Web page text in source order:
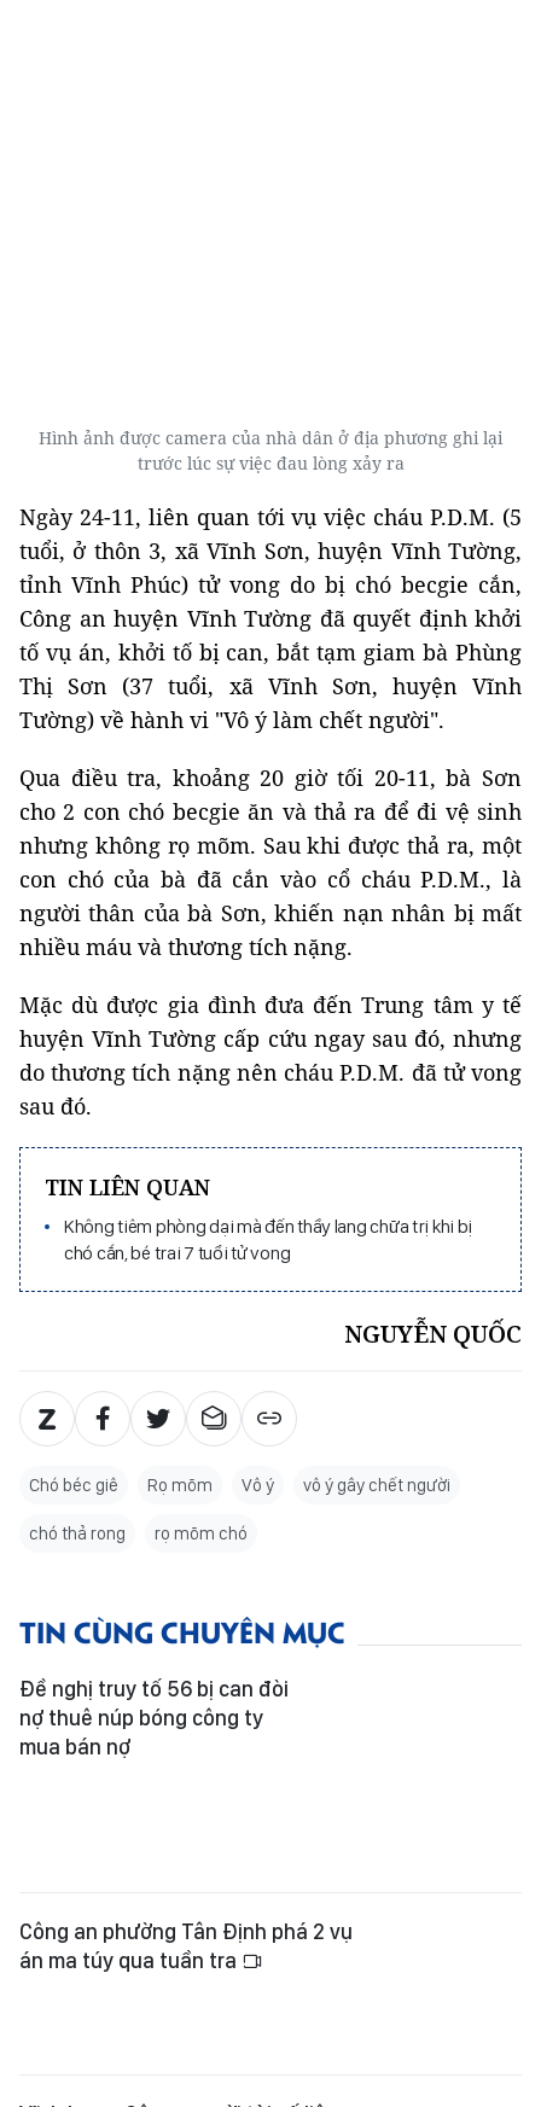
Hình ảnh được camera của nhà dân ở địa phương ghi lại
trước lúc sự việc đau lòng xảy ra
Ngày 24-11, liên quan tới vụ việc cháu P.D.M. (5
tuổi, ở thôn 3, xã Vĩnh Sơn, huyện Vĩnh Tường,
tỉnh Vĩnh Phúc) tử vong do bị chó becgie cắn,
Công an huyện Vĩnh Tường đã quyết định khởi
tố vụ án, khởi tố bị can, bắt tạm giam bà Phùng
Thị Sơn (37 tuổi, xã Vĩnh Sơn, huyện Vĩnh
Tường) về hành vi "Vô ý làm chết người".
Qua điều tra, khoảng 20 giờ tối 20-11, bà Sơn
cho 2 con chó becgie ăn và thả ra để đi vệ sinh
nhưng không rọ mõm. Sau khi được thả ra, một
con chó của bà đã cắn vào cổ cháu P.D.M., là
người thân của bà Sơn, khiến nạn nhân bị mất
nhiều máu và thương tích nặng.
Mặc dù được gia đình đưa đến Trung tâm y tế
huyện Vĩnh Tường cấp cứu ngay sau đó, nhưng
do thương tích nặng nên cháu P.D.M. đã tử vong
sau đó.
TIN LIÊN QUAN
Không tiêm phòng dại mà đến thầy lang chữa trị khi bị
chó cắn, bé trai 7 tuổi tử vong
NGUYỄN QUỐC
Chó béc giê Rọ mõm Vô ý vô ý gây chết người
chó thả rong rọ mõm chó
TIN CÙNG CHUYÊN MỤC
Đề nghị truy tố 56 bị can đòi
nợ thuê núp bóng công ty
mua bán nợ
Công an phường Tân Định phá 2 vụ
án ma túy qua tuần tra